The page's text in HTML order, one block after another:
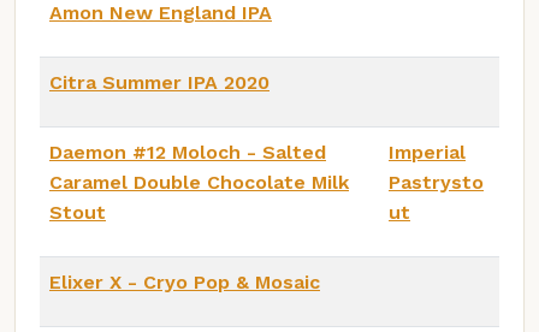
Amon New England IPA
Citra Summer IPA 2020
Daemon #12 Moloch - Salted
Caramel Double Chocolate Milk
Stout
Imperial
Pastrysto
ut
Elixer X - Cryo Pop & Mosaic